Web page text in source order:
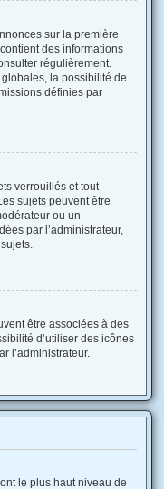
sur la première
des informations
régulièrement.
la possibilité de
définies par
verrouillés et tout
sujets peuvent être
ou un
par l’administrateur,
être associées à des
d’utiliser des icônes
l’administrateur.
le plus haut niveau de